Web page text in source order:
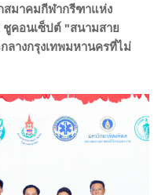
สมาคมกีฬากรีฑาแห่ง
ชูคอนเซ็ปต์ "สนามสาย
ลางกรุงเทพมหานครที่ไม่